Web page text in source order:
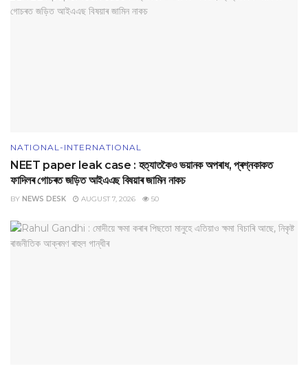
NATIONAL-INTERNATIONAL
NEET paper leak case : হত্যাতকৈও ভয়ানক অপৰাধ, প্ৰশ্নকাকত
ফাদিলৰ গোচৰত জড়িত আইএএছ বিষয়াৰ জামিন নাকচ
BY NEWS DESK AUGUST 7, 2026 50